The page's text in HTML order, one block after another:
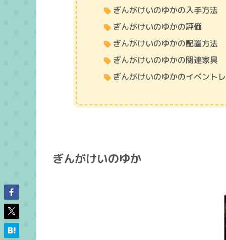
ぎんがけいのゆかの入手方法
ぎんがけいのゆかの評価
ぎんがけいのゆかの配置方法
ぎんがけいのゆかの関連家具
ぎんがけいのゆかのイベント
ぎんがけいのゆか